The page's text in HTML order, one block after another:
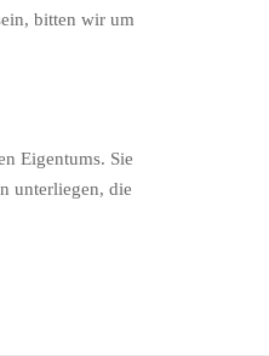
bitten wir um
Eigentums. Sie
unterliegen, die